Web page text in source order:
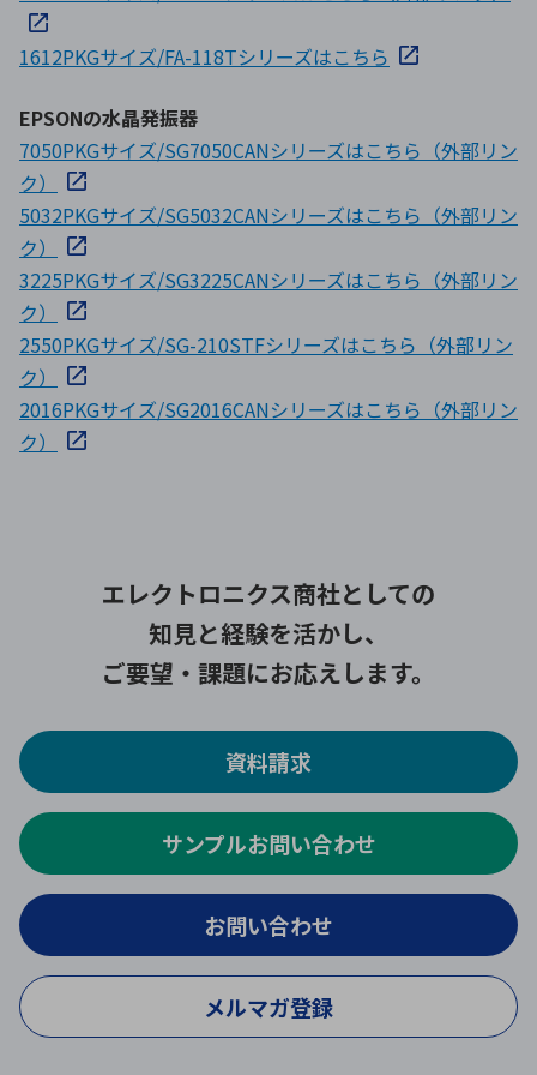
1612PKGサイズ/FA-118Tシリーズはこちら
EPSONの水晶発振器
7050PKGサイズ/SG7050CANシリーズはこちら（外部リン
ク）
5032PKGサイズ/SG5032CANシリーズはこちら（外部リン
ク）
3225PKGサイズ/SG3225CANシリーズはこちら（外部リン
ク）
2550PKGサイズ/SG-210STFシリーズはこちら（外部リン
ク）
2016PKGサイズ/SG2016CANシリーズはこちら（外部リン
ク）
エレクトロニクス商社としての
知見と経験を活かし、
ご要望・課題にお応えします。
資料請求
サンプルお問い合わせ
お問い合わせ
メルマガ登録